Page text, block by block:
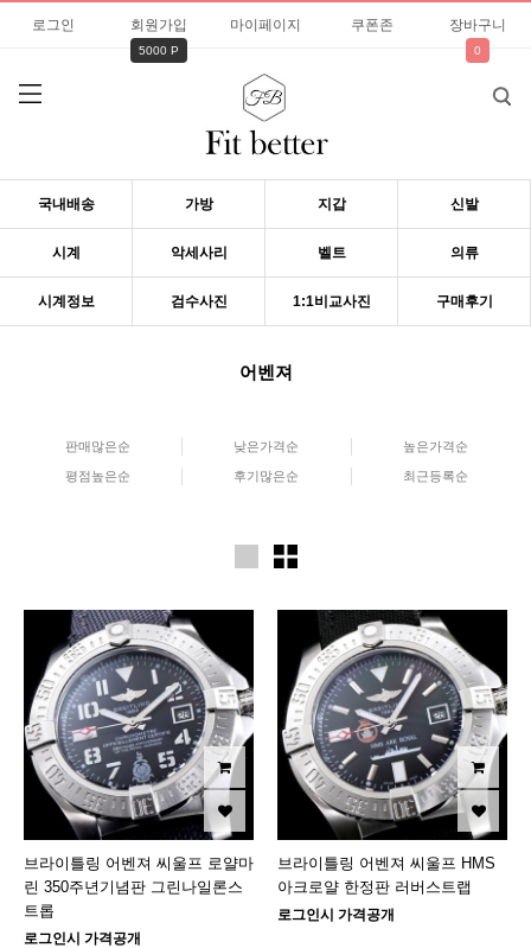
로그인 회원가입
5000 P
마이페이지 쿠폰존 장바구니
0
국내배송 가방 지갑 신발
시계 악세사리 벨트 의류
시계정보 검수사진 1:1비교사진 구매후기
어벤져
판매많은순 낮은가격순 높은가격순
평점높은순 후기많은순 최근등록순
브라이틀링 어벤져 씨울프 로얄마
린 350주년기념판 그린나일론스
트롭
로그인시 가격공개
브라이틀링 어벤져 씨울프 HMS
아크로얄 한정판 러버스트랩
로그인시 가격공개